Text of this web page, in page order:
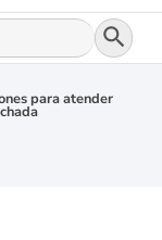
Botón
para atender